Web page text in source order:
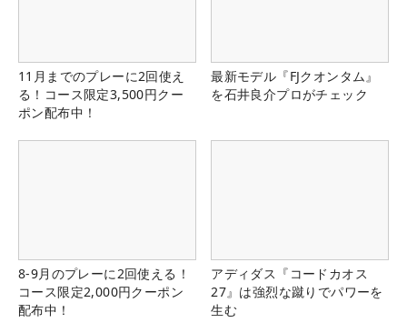
11月までのプレーに2回使え
る！コース限定3,500円クー
ポン配布中！
最新モデル『FJクオンタム』
を石井良介プロがチェック
8-9月のプレーに2回使える！
コース限定2,000円クーポン
配布中！
アディダス『コードカオス
27』は強烈な蹴りでパワーを
生む